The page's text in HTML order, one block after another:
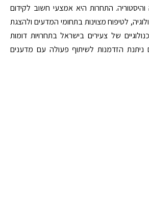
התחרות היא אמצעי חשוב לקידום
לטיפוח מצוינות בתחומי המדעים ולהצגת
של צעירים בישראל בתחרויות דומות
ניתנת הזדמנות לשיתוף פעולה עם מדענים